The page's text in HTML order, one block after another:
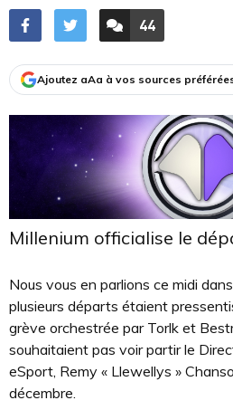
ACCÉDER AUX
44
Ajoutez aAa à vos sources
Millenium officialise le
Nous vous en parlions ce midi dans
plusieurs départs étaient
grève orchestrée par Torlk et
souhaitaient pas voir partir le
eSport, Remy « Llewellys »
décembre.